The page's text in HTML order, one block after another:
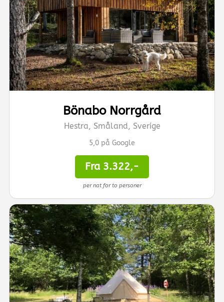
Bönabo Norrgård
Hestra, Småland, Sverige
5,0 på Google
Fra 3.322,-
per nat for to personer